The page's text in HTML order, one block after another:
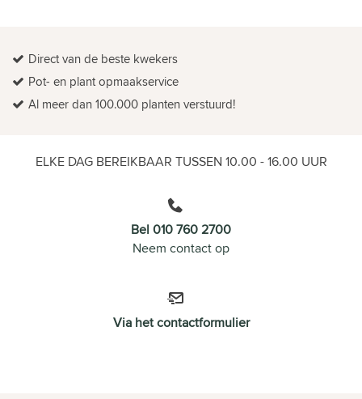
Direct van de beste kwekers
Pot- en plant opmaakservice
Al meer dan 100.000 planten verstuurd!
ELKE DAG BEREIKBAAR TUSSEN 10.00 - 16.00 UUR
Bel 010 760 2700
Neem contact op
Via het contactformulier